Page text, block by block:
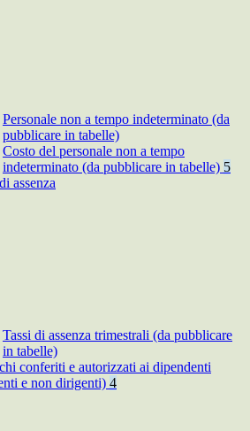
Personale non a tempo indeterminato (da
pubblicare in tabelle)
Costo del personale non a tempo
indeterminato (da pubblicare in tabelle) 5
assenza
Tassi di assenza trimestrali (da pubblicare
in tabelle)
conferiti e autorizzati ai dipendenti
e non dirigenti) 4